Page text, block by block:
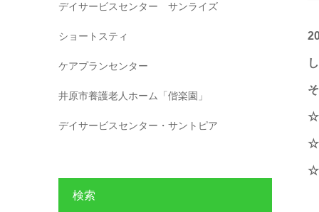
☆
☆
デイサービスセンター サンライズ
ショートスティ
ケアプランセンター
井原市養護老人ホーム「偕楽園」
デイサービスセンター・サントピア
検索